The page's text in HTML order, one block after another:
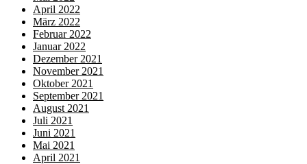
April 2022
März 2022
Februar 2022
Januar 2022
Dezember 2021
November 2021
Oktober 2021
September 2021
August 2021
Juli 2021
Juni 2021
Mai 2021
April 2021